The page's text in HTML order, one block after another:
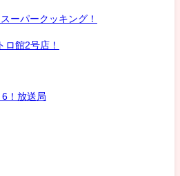
ーパークッキング！
ロ館2号店！
！放送局